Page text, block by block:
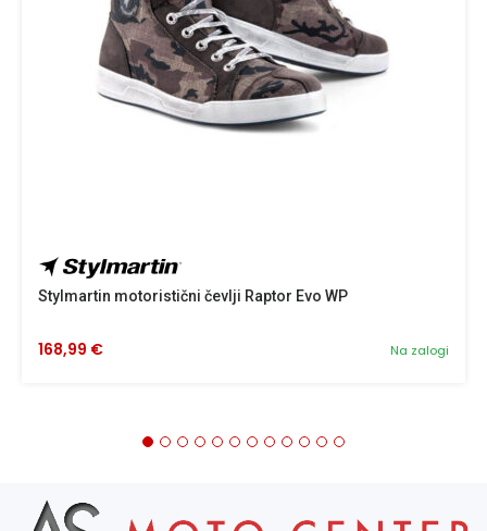
Stylmartin motoristični čevlji Raptor Evo WP
Na zalogi
168,99 €